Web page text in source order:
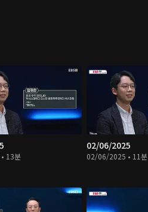
13분
02/06/2025
02/06/2025 • 11분